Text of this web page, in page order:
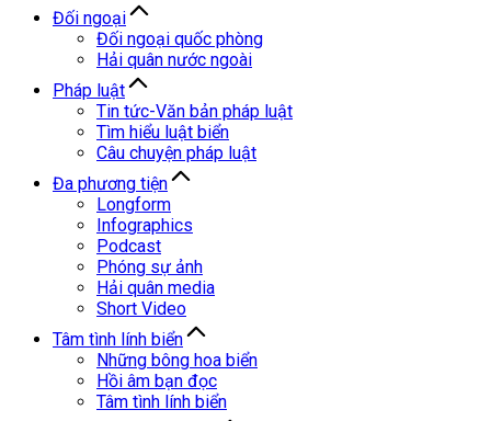
Đối ngoại
Đối ngoại quốc phòng
Hải quân nước ngoài
Pháp luật
Tin tức-Văn bản pháp luật
Tìm hiểu luật biển
Câu chuyện pháp luật
Đa phương tiện
Longform
Infographics
Podcast
Phóng sự ảnh
Hải quân media
Short Video
Tâm tình lính biển
Những bông hoa biển
Hồi âm bạn đọc
Tâm tình lính biển